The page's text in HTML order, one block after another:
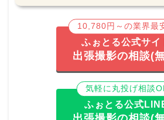
10,780円～の業界最
ふぉとる公式サイ
出張撮影の相談(
気軽に丸投げ相談
ふぉとる公式